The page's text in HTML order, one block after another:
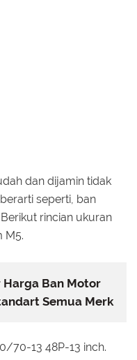
dan dijamin tidak
seperti, ban
rincian ukuran
M5.
Harga Ban Motor
Semua Merk
70-13 48P-13 inch.